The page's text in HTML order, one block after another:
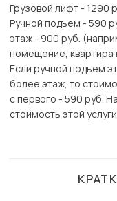
Грузовой лифт - 1290
Ручной подъем - 590
этаж - 900 руб.
помещение, квартира
Если ручной подъем
более этаж, то
с первого - 590 руб.
стоимость этой